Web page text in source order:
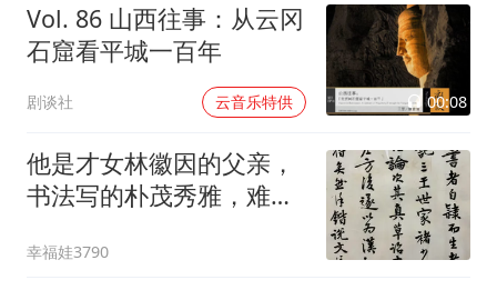
Vol. 86 山西往事：从云冈
石窟看平城一百年
剧谈社 云音乐特供 00:08
他是才女林徽因的父亲，
书法写的朴茂秀雅，难怪
民书法
幸福娃3790